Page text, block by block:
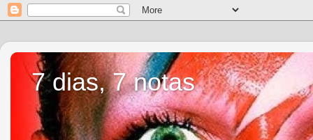
7 dias, 7 notas